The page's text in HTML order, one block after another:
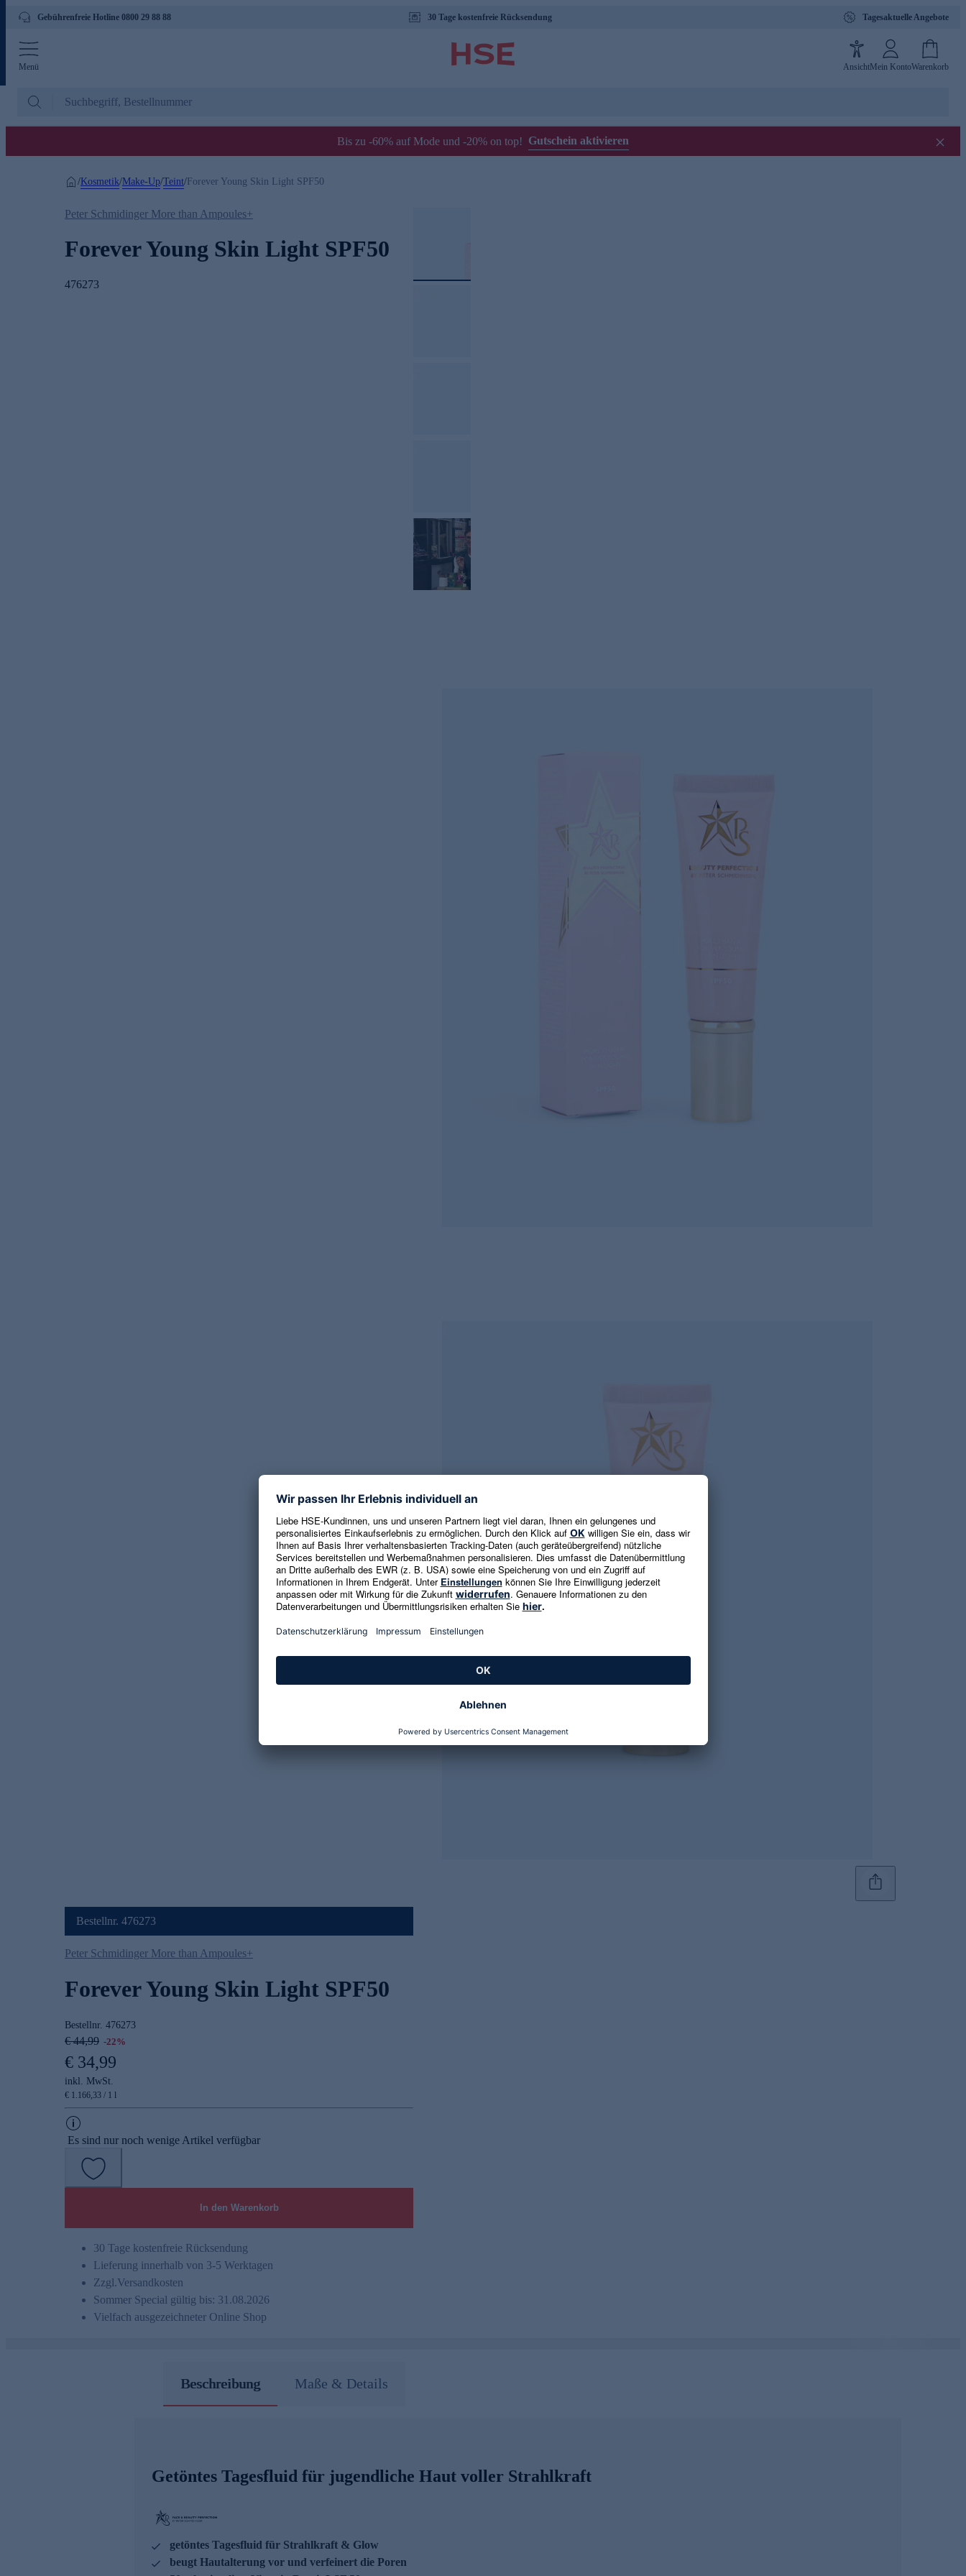
Gebührenfreie Hotline 0800 29 88 88 30 Tage kostenfreie Rücksendung Tagesaktuelle Angebote
Menü AnsichtMein KontoWarenkorb
Bis zu -60% auf Mode und -20% on top! Gutschein aktivieren
/Kosmetik/Make-Up/Teint/ Forever Young Skin Light SPF50
Peter Schmidinger More than Ampoules+
Forever Young Skin Light SPF50
476273
Bestellnr. 476273
Peter Schmidinger More than Ampoules+
Forever Young Skin Light SPF50
Bestellnr. 476273
€ 44,99 -22%
€ 34,99
inkl. MwSt.
€ 1.166,33 / 1 l
Es sind nur noch wenige Artikel verfügbar
In den Warenkorb
30 Tage kostenfreie Rücksendung
Lieferung innerhalb von 3-5 Werktagen
Zzgl.Versandkosten
Sommer Special gültig bis: 31.08.2026
Vielfach ausgezeichneter Online Shop
Beschreibung Maße & Details
Getöntes Tagesfluid für jugendliche Haut voller Strahlkraft
getöntes Tagesfluid für Strahlkraft & Glow
beugt Hautalterung vor und verfeinert die Poren